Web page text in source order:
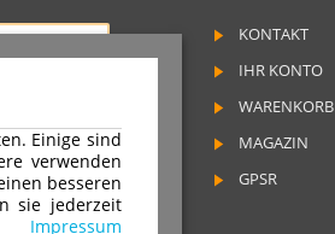
Einige sind
verwenden
besseren
sie jederzeit
Impressum
ZAHLUNGSARTEN
KONTAKT
IHR KONTO
WARENKORB
MAGAZIN
GPSR